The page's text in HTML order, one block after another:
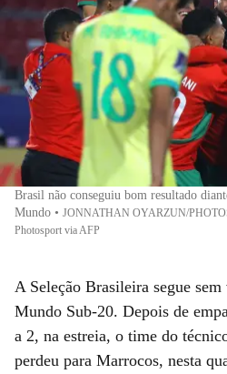
Brasil não conseguiu bom resultado
Mundo • JONNATHAN OYARZUN/
Photosport via AFP
A Seleção Brasileira segue
Mundo Sub-20. Depois de
a 2, na estreia, o time do
perdeu para Marrocos, nesta